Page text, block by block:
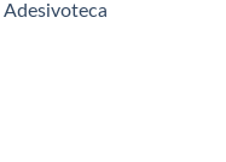
Adesivoteca